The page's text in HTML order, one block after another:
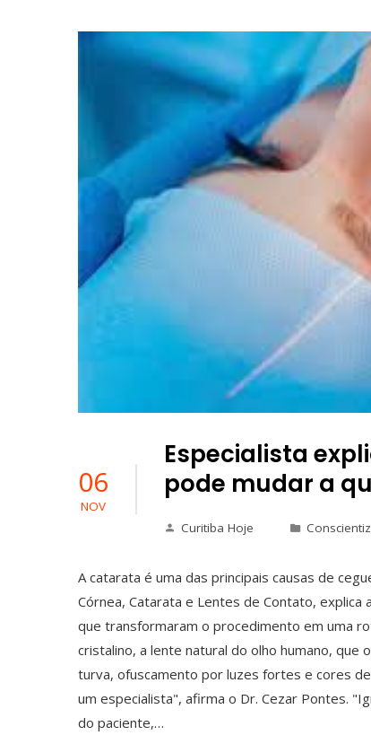
06
NOV
Especialista
pode mudar a
Curitiba Hoje
A catarata é uma das principais causas de
Córnea, Catarata e Lentes de Contato,
que transformaram o procedimento em uma
cristalino, a lente natural do olho humano,
turva, ofuscamento por luzes fortes e cores
um especialista", afirma o Dr. Cezar Pontes.
do paciente,…